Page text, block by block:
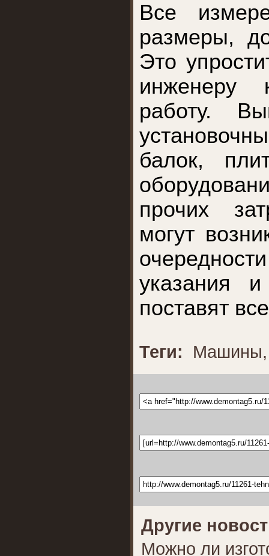
Все
размеры,
Это
инженеру
работу.
балок,
прочих
могут
указания
поставят
Теги: Машины
Другие
Можно ли